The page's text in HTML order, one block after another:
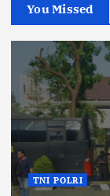
You Missed
TNI POLRI